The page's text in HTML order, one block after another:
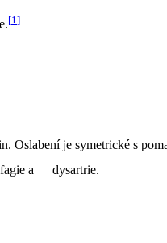
[1]
Oslabení je symetrické s
a
dysartrie.